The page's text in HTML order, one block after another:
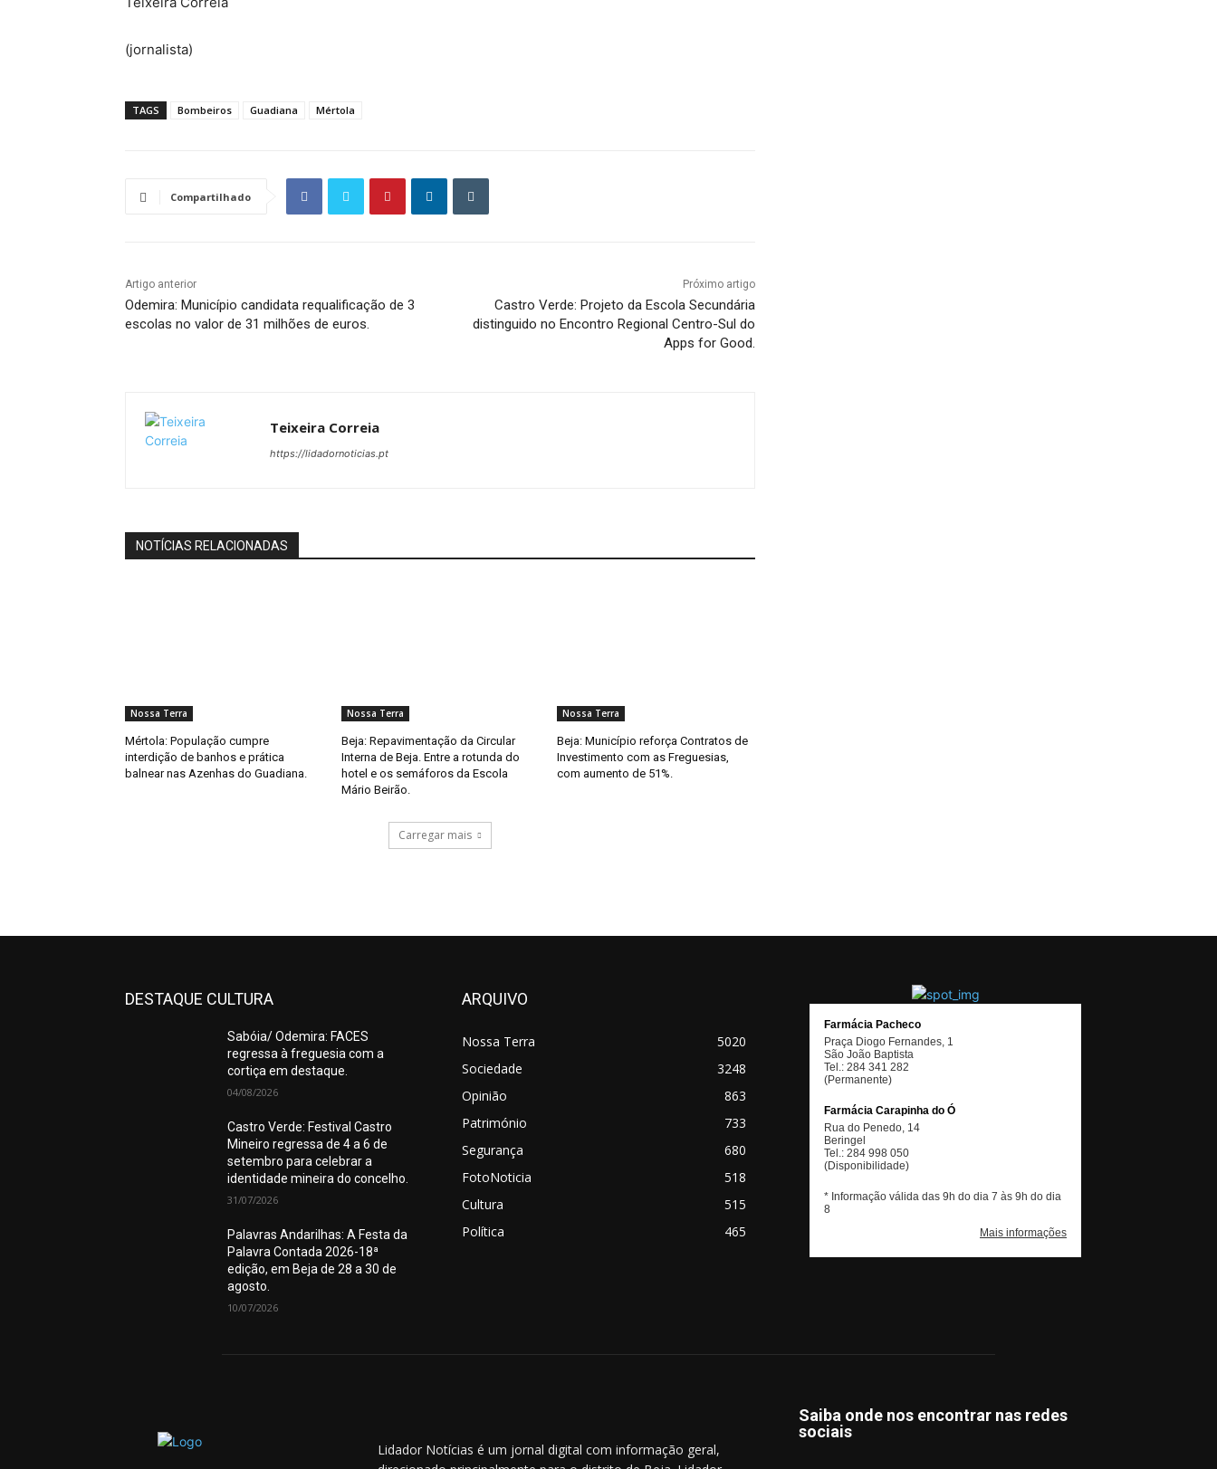
(jornalista)
TAGS Bombeiros Guadiana Mértola
Compartilhado
Artigo anterior
Odemira: Município candidata requalificação de 3
escolas no valor de 31 milhões de euros.
Próximo artigo
Castro Verde: Projeto da Escola Secundária
distinguido no Encontro Regional Centro-Sul do
Apps for Good.
Teixeira Correia
https://lidadornoticias.pt
NOTÍCIAS RELACIONADAS
Nossa Terra
Mértola: População cumpre
interdição de banhos e prática
balnear nas Azenhas do Guadiana.
Nossa Terra
Beja: Repavimentação da Circular
Interna de Beja. Entre a rotunda do
hotel e os semáforos da Escola
Mário Beirão.
Nossa Terra
Beja: Município reforça Contratos de
Investimento com as Freguesias,
com aumento de 51%.
Carregar mais
DESTAQUE CULTURA
Sabóia/ Odemira: FACES
regressa à freguesia com a
cortiça em destaque.
04/08/2026
Castro Verde: Festival Castro
Mineiro regressa de 4 a 6 de
setembro para celebrar a
identidade mineira do concelho.
31/07/2026
Palavras Andarilhas: A Festa da
Palavra Contada 2026-18ª
edição, em Beja de 28 a 30 de
agosto.
10/07/2026
ARQUIVO
Nossa Terra
5020
Sociedade
3248
Opinião
863
Património
733
Segurança
680
FotoNoticia
518
Cultura
515
Política
465
Lidador Notícias é um jornal digital com informação geral,
Saiba onde nos encontrar nas redes
sociais